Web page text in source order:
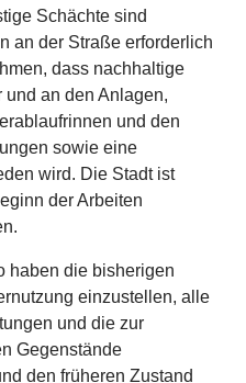
Schächte sind
an der Straße erforderlich
dass nachhaltige
an den Anlagen,
und den
sowie eine
wird. Die Stadt ist
der Arbeiten
haben die bisherigen
einzustellen, alle
und die zur
Gegenstände
den früheren Zustand